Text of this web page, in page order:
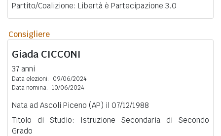
Partito/Coalizione: Libertà è Partecipazione 3.0
Consigliere
Giada CICCONI
37 anni
Data elezioni:
09/06/2024
Data nomina: 10/06/2024
Nata ad Ascoli Piceno (AP) il 07/12/1988
Titolo di Studio: Istruzione Secondaria di Secondo
Grado